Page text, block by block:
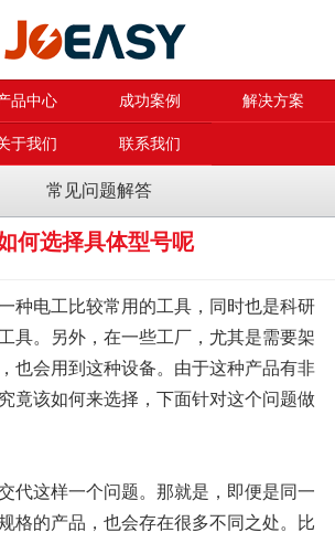
品中心 成功案例 解决方案
于我们 联系我们
常见问题解答
何选择具体型号呢
种电工比较常用的工具，同时也是科研
具。另外，在一些工厂，尤其是需要架
也会用到这种设备。由于这种产品有非
竟该如何来选择，下面针对这个问题做
这样一个问题。那就是，即便是同一
格的产品，也会存在很多不同之处。比